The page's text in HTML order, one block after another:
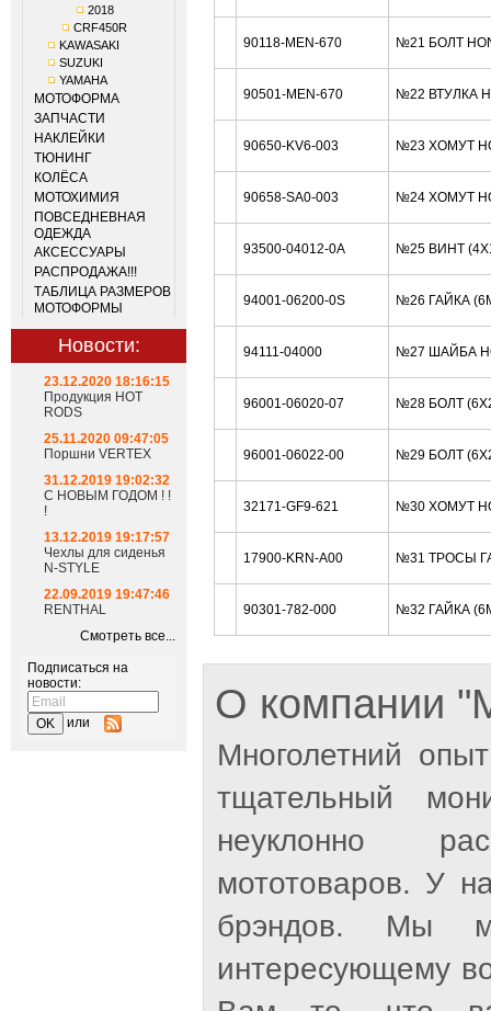
2018
CRF450R
KAWASAKI
SUZUKI
YAMAHA
МОТОФОРМА
ЗАПЧАСТИ
НАКЛЕЙКИ
ТЮНИНГ
КОЛЁСА
МОТОХИМИЯ
ПОВСЕДНЕВНАЯ
ОДЕЖДА
АКСЕССУАРЫ
РАСПРОДАЖА!!!
ТАБЛИЦА РАЗМЕРОВ
МОТОФОРМЫ
Новости:
23.12.2020 18:16:15
Продукция HOT
RODS
25.11.2020 09:47:05
Поршни VERTEX
31.12.2019 19:02:32
С НОВЫМ ГОДОМ ! !
!
13.12.2019 19:17:57
Чехлы для сиденья
N-STYLE
22.09.2019 19:47:46
RENTHAL
Смотреть все...
Подписаться на
новости:
или
90118-MEN-670 №21 БОЛТ
90501-MEN-670 №22 ВТУЛКА
90650-KV6-003 №23 ХОМУТ
90658-SA0-003 №24 ХОМУТ
93500-04012-0A №25 ВИНТ
94001-06200-0S №26 ГАЙКА
94111-04000 №27 ШАЙБА
96001-06020-07 №28 БОЛТ
96001-06022-00 №29 БОЛТ
32171-GF9-621 №30 ХОМУТ
17900-KRN-A00 №31 ТРОСЫ
90301-782-000 №32 ГАЙКА
О компании
Многолетний
тщательный
неуклонно
мототоваров. У
брэндов. Мы
интересующему